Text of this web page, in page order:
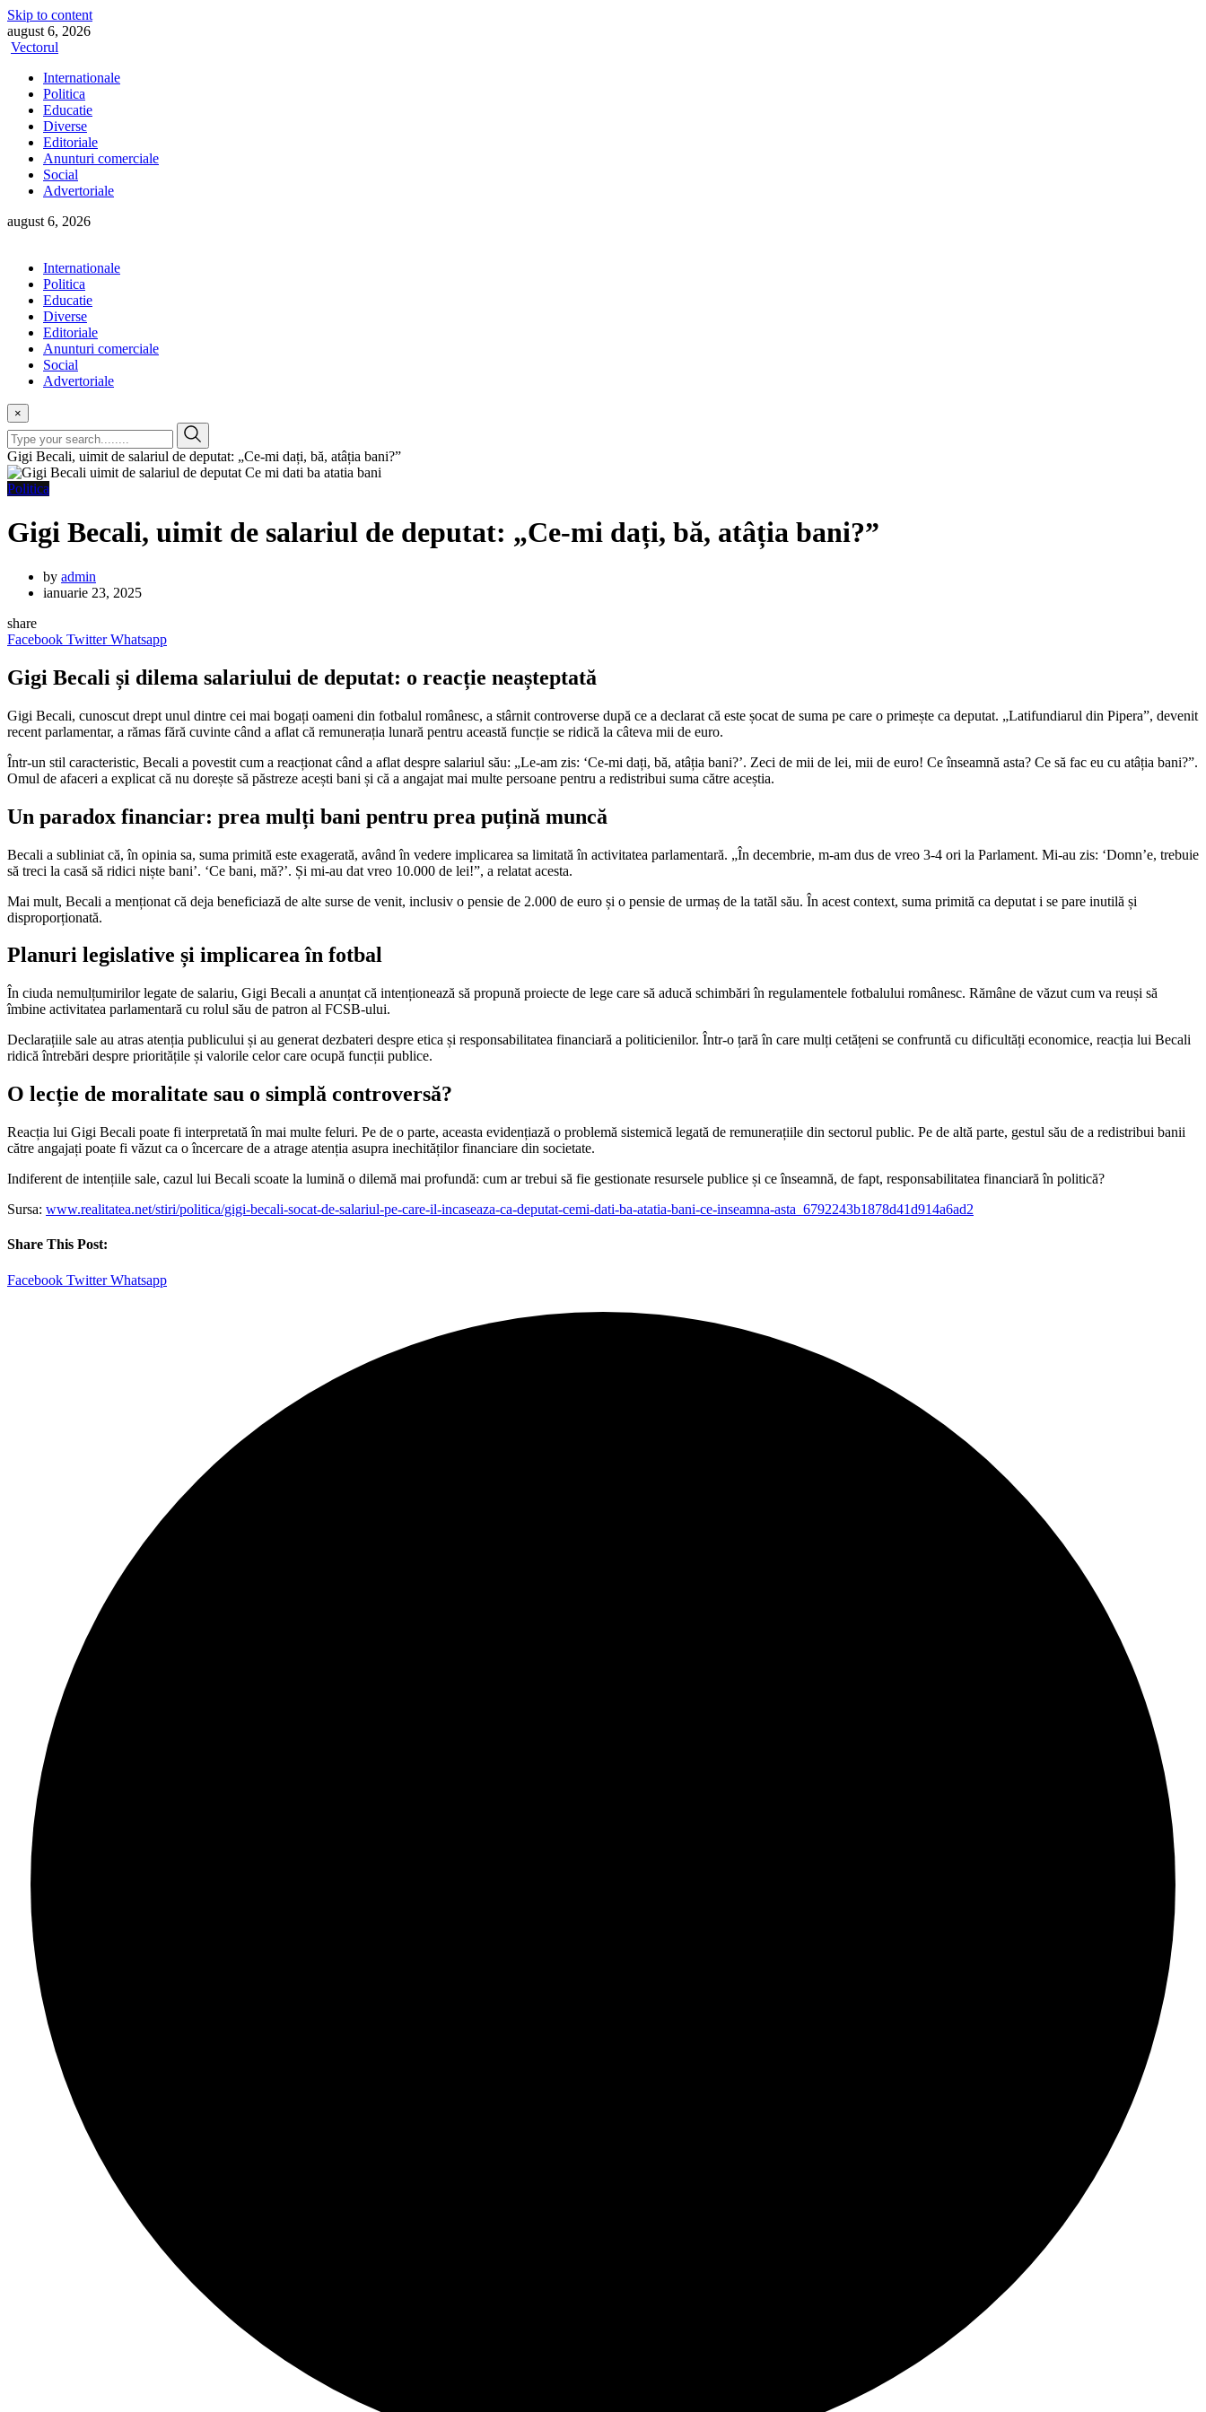
Skip to content
august 6, 2026
Vectorul
Internationale
Politica
Educatie
Diverse
Editoriale
Anunturi comerciale
Social
Advertoriale
august 6, 2026
Internationale
Politica
Educatie
Diverse
Editoriale
Anunturi comerciale
Social
Advertoriale
×
Gigi Becali, uimit de salariul de deputat: „Ce-mi dați, bă, atâția bani?”
Politica
Gigi Becali, uimit de salariul de deputat: „Ce-mi dați, bă, atâția bani?”
by admin
ianuarie 23, 2025
share
Facebook Twitter Whatsapp
Gigi Becali și dilema salariului de deputat: o reacție neașteptată
Gigi Becali, cunoscut drept unul dintre cei mai bogați oameni din fotbalul românesc, a stârnit controverse după ce a declarat că este șocat de suma pe care o primește ca deputat. „Latifundiarul din Pipera”, devenit
recent parlamentar, a rămas fără cuvinte când a aflat că remunerația lunară pentru această funcție se ridică la câteva mii de euro.
Într-un stil caracteristic, Becali a povestit cum a reacționat când a aflat despre salariul său: „Le-am zis: ‘Ce-mi dați, bă, atâția bani?’. Zeci de mii de lei, mii de euro! Ce înseamnă asta? Ce să fac eu cu atâția bani?”.
Omul de afaceri a explicat că nu dorește să păstreze acești bani și că a angajat mai multe persoane pentru a redistribui suma către aceștia.
Un paradox financiar: prea mulți bani pentru prea puțină muncă
Becali a subliniat că, în opinia sa, suma primită este exagerată, având în vedere implicarea sa limitată în activitatea parlamentară. „În decembrie, m-am dus de vreo 3-4 ori la Parlament. Mi-au zis: ‘Domn’e, trebuie
să treci la casă să ridici niște bani’. ‘Ce bani, mă?’. Și mi-au dat vreo 10.000 de lei!”, a relatat acesta.
Mai mult, Becali a menționat că deja beneficiază de alte surse de venit, inclusiv o pensie de 2.000 de euro și o pensie de urmaș de la tatăl său. În acest context, suma primită ca deputat i se pare inutilă și
disproporționată.
Planuri legislative și implicarea în fotbal
În ciuda nemulțumirilor legate de salariu, Gigi Becali a anunțat că intenționează să propună proiecte de lege care să aducă schimbări în regulamentele fotbalului românesc. Rămâne de văzut cum va reuși să
îmbine activitatea parlamentară cu rolul său de patron al FCSB-ului.
Declarațiile sale au atras atenția publicului și au generat dezbateri despre etica și responsabilitatea financiară a politicienilor. Într-o țară în care mulți cetățeni se confruntă cu dificultăți economice, reacția lui Becali
ridică întrebări despre prioritățile și valorile celor care ocupă funcții publice.
O lecție de moralitate sau o simplă controversă?
Reacția lui Gigi Becali poate fi interpretată în mai multe feluri. Pe de o parte, aceasta evidențiază o problemă sistemică legată de remunerațiile din sectorul public. Pe de altă parte, gestul său de a redistribui banii
către angajați poate fi văzut ca o încercare de a atrage atenția asupra inechităților financiare din societate.
Indiferent de intențiile sale, cazul lui Becali scoate la lumină o dilemă mai profundă: cum ar trebui să fie gestionate resursele publice și ce înseamnă, de fapt, responsabilitatea financiară în politică?
Sursa: www.realitatea.net/stiri/politica/gigi-becali-socat-de-salariul-pe-care-il-incaseaza-ca-deputat-cemi-dati-ba-atatia-bani-ce-inseamna-asta_6792243b1878d41d914a6ad2
Share This Post:
Facebook Twitter Whatsapp